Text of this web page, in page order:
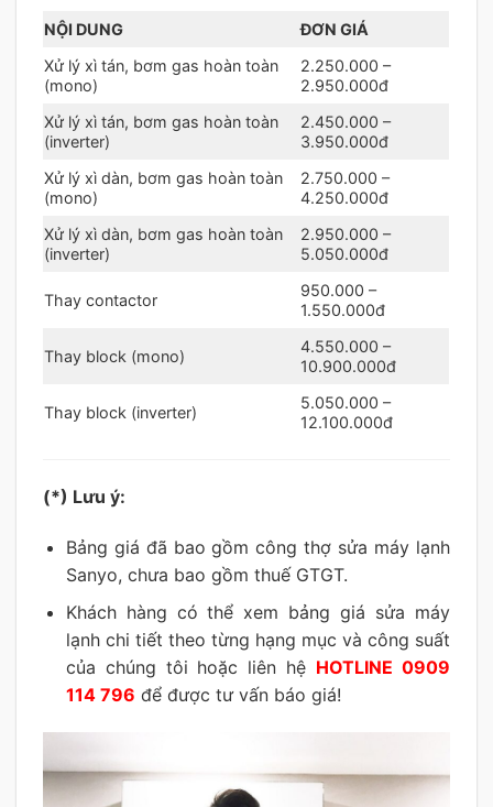
NỘI DUNG
ĐƠN GIÁ
Xử lý xì tán, bơm gas hoàn toàn
(mono)
2.250.000 –
2.950.000đ
Xử lý xì tán, bơm gas hoàn toàn
(inverter)
2.450.000 –
3.950.000đ
Xử lý xì dàn, bơm gas hoàn toàn
(mono)
2.750.000 –
4.250.000đ
Xử lý xì dàn, bơm gas hoàn toàn
(inverter)
2.950.000 –
5.050.000đ
Thay contactor
950.000 –
1.550.000đ
Thay block (mono)
4.550.000 –
10.900.000đ
Thay block (inverter)
5.050.000 –
12.100.000đ
(*) Lưu ý:
Bảng giá đã bao gồm công thợ sửa máy lạnh
Sanyo, chưa bao gồm thuế GTGT.
Khách hàng có thể xem bảng giá sửa máy
lạnh chi tiết theo từng hạng mục và công suất
của chúng tôi hoặc liên hệ HOTLINE 0909
114 796 để được tư vấn báo giá!